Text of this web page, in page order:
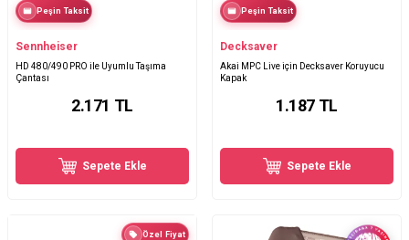
Peşin Taksit
Sennheiser
HD 480/490 PRO ile Uyumlu Taşıma
Çantası
2.171 TL
Sepete Ekle
Peşin Taksit
Decksaver
Akai MPC Live için Decksaver Koruyucu
Kapak
1.187 TL
Sepete Ekle
Özel Fiyat